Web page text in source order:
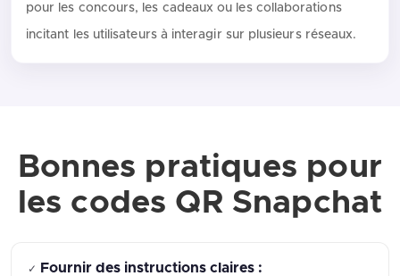
pour les concours, les cadeaux ou les collaborations
incitant les utilisateurs à interagir sur plusieurs réseaux.
Bonnes pratiques pour
les codes QR Snapchat
✓ Fournir des instructions claires :